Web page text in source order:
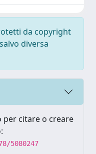
da copyright
diversa
citare o creare
5080247